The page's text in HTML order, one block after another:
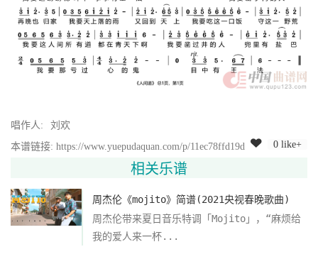
唱作人:
刘欢
本谱链接: https://www.yuepudaquan.com/p/11ec78ffd19d
0 like+
相关乐谱
周杰伦《mojito》简谱(2021央视春晚歌曲)
周杰伦带来夏日音乐特调「Mojito」，“麻烦给
我的爱人来一杯...